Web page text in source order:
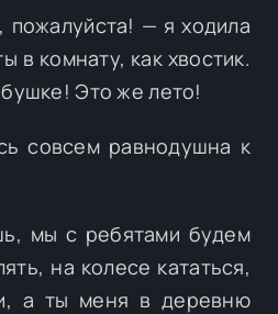
— я ходила
в комнату, как хвостик.
Это же лето!
совсем равнодушна к
мы с ребятами будем
на колесе кататься,
а ты меня в деревню